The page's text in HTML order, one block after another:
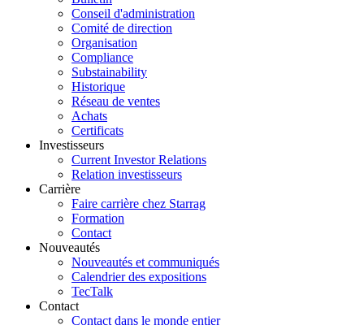
Conseil d'administration
Comité de direction
Organisation
Compliance
Substainability
Historique
Réseau de ventes
Achats
Certificats
Investisseurs
Current Investor Relations
Relation investisseurs
Carrière
Faire carrière chez Starrag
Formation
Contact
Nouveautés
Nouveautés et communiqués
Calendrier des expositions
TecTalk
Contact
Contact dans le monde entier